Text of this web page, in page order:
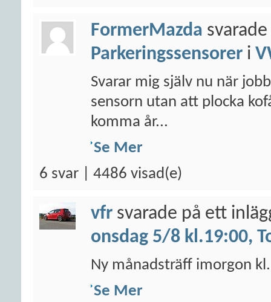
FormerMazda
Parkeringssensorer i
Svarar mig själv nu när
sensorn utan att plocka
komma år...
Se Mer
6 svar | 4486 visad(e)
vfr svarade på ett
onsdag 5/8 kl.19:00,
Ny månadsträff imorgon
Se Mer